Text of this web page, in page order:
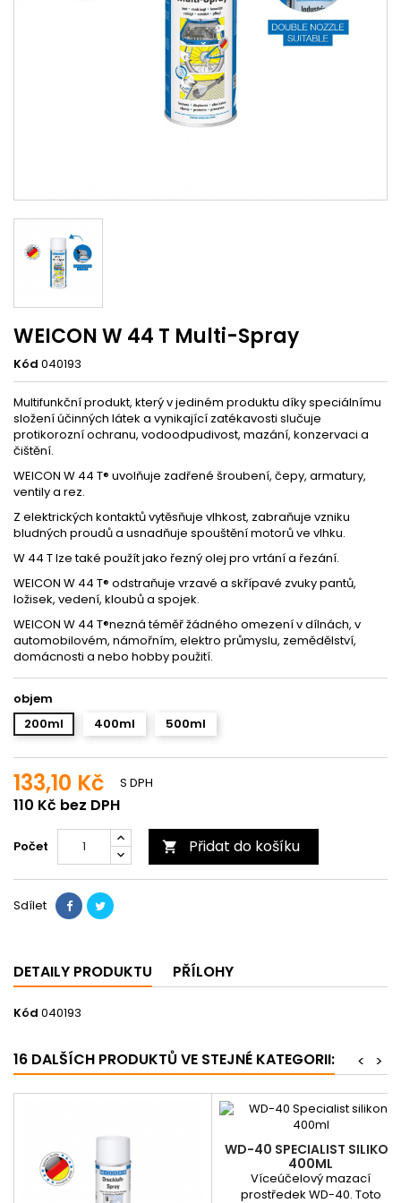
WEICON W 44 T Multi-Spray
Kód 040193
Multifunkční produkt, který v jediném produktu díky speciálnímu
složení účinných látek a vynikající zatékavosti slučuje
protikorozní ochranu, vodoodpudivost, mazání, konzervaci a
čištění.
WEICON W 44 T® uvolňuje zadřené šroubení, čepy, armatury,
ventily a rez.
Z elektrických kontaktů vytěsňuje vlhkost, zabraňuje vzniku
bludných proudů a usnadňuje spouštění motorů ve vlhku.
W 44 T lze také použít jako řezný olej pro vrtání a řezání.
WEICON W 44 T® odstraňuje vrzavé a skřípavé zvuky pantů,
ložisek, vedení, kloubů a spojek.
WEICON W 44 T®nezná téměř žádného omezení v dílnách, v
automobilovém, námořním, elektro průmyslu, zemědělství,
domácnosti a nebo hobby použití.
objem
200ml
400ml 500ml
133,10 Kč
110 Kč bez DPH
S DPH
Počet  Přidat do košíku
Sdílet
DETAILY PRODUKTU PŘÍLOHY
Kód 040193
16 DALŠÍCH PRODUKTŮ VE STEJNÉ KATEGORII: >
<
WD-40 SPECIALIST SILIKON
400ML
Víceúčelový mazací
prostředek WD-40. Toto